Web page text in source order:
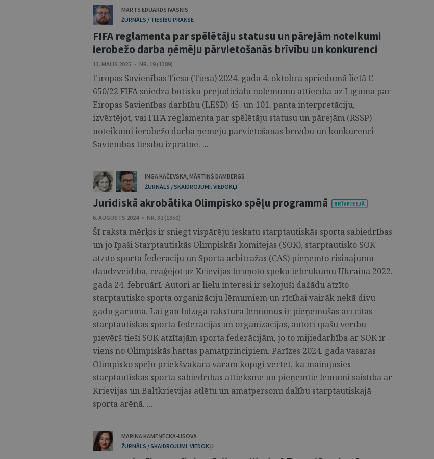
MARTS EDUARDS IVASKIS
ŽURNĀLS / TIESĪBU PRAKSE
FIFA reglamenta par spēlētāju statusu un pārejām noteikumi
ierobežo darba ņēmēju pārvietošanās brīvību un konkurenci
13. MAIJS 2025 • NR. 19 (1389)
Eiropas Savienības Tiesa (Tiesa) 2024. gada 4. oktobra spriedumā lietā C-
650/22 FIFA sniedza būtisku prejudiciālu nolēmumu attiecībā uz Līguma par
Eiropas Savienības darbību (LESD) 45. un 101. panta interpretāciju,
izvērtējot, vai FIFA reglamenta par spēlētāju statusu un pārejām (RSSP)
noteikumi ierobežo darba ņēmēju pārvietošanās brīvību un konkurenci
Savienības tiesību izpratnē. ...
INGA KAČEVSKA,MĀRTIŅŠ DAMBERGS
ŽURNĀLS / SKAIDROJUMI. VIEDOKĻI
Juridiskā akrobātika Olimpisko spēļu programmā
6. AUGUSTS 2024 • NR. 32 (1350)
Šī raksta mērķis ir sniegt vispārēju ieskatu starptautiskās sporta sabiedrības
un jo īpaši Starptautiskās Olimpiskās komitejas (SOK), starptautisko SOK
atzīto sporta federāciju un Sporta arbitrāžas (CAS) pieņemto risinājumu
daudzveidībā, reaģējot uz Krievijas bruņoto spēku iebrukumu Ukrainā 2022.
gada 24. februārī. Autori ar lielu interesi ir sekojuši dažādu atzīto
starptautisko sporta organizāciju lēmumiem un rīcībai vairāk nekā divu
gadu garumā. Lai gan līdzīga rakstura lēmumus ir pieņēmušas arī citas
starptautiskas sporta federācijas un organizācijas, autori īpašu vērību
pievērš tieši SOK atzītajām sporta federācijām, jo to mijiedarbība ar SOK ir
viens no Olimpiskās hartas pamatprincipiem. Parīzes 2024. gada vasaras
Olimpisko spēļu priekšvakarā varam kopīgi vērtēt, kā mainījusies
starptautiskās sporta sabiedrības attieksme un pieņemtie lēmumi saistībā ar
Krievijas un Baltkrievijas atlētu un amatpersonu dalību starptautiskajā
sporta arēnā. ...
MARINA KAMEŅECKA-USOVA
ŽURNĀLS / SKAIDROJUMI. VIEDOKĻI